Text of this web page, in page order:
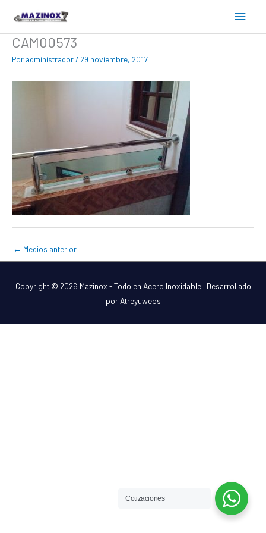
contenido
Menú
CAM00573
Por administrador/ 29 noviembre, 2017
← Medios anterior
Copyright © 2026 Mazinox - Todo en Acero Inoxidable| Desarrollado
por Atreyuwebs
Cotizaciones